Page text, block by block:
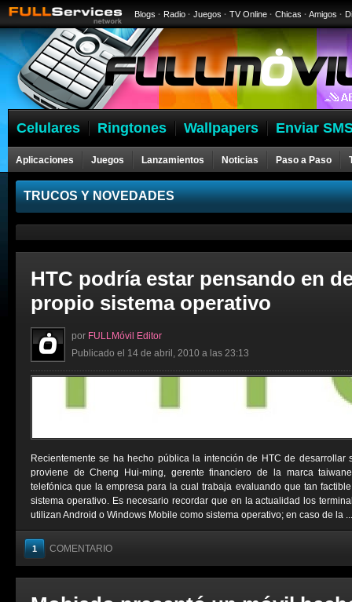
Blogs · Radio · Juegos · TV Online · Chicas · Amigos ·
Celulares Ringtones Wallpapers Enviar
Aplicaciones Juegos Lanzamientos Noticias Paso a Paso
Celulares
TRUCOS Y NOVEDADES
HTC podría estar pensando en
propio sistema operativo
por FULLMóvil Editor
Publicado el 14 de abril, 2010 a las 23:13
Recientemente se ha hecho pública la intención de HTC de desarrollar
proviene de Cheng Hui-ming, gerente financiero de la marca
telefónica que la empresa para la cual trabaja evaluando que tan
sistema operativo. Es necesario recordar que en la actualidad los
utilizan Android o Windows Mobile como sistema operativo; en caso de la ...
1 COMENTARIO